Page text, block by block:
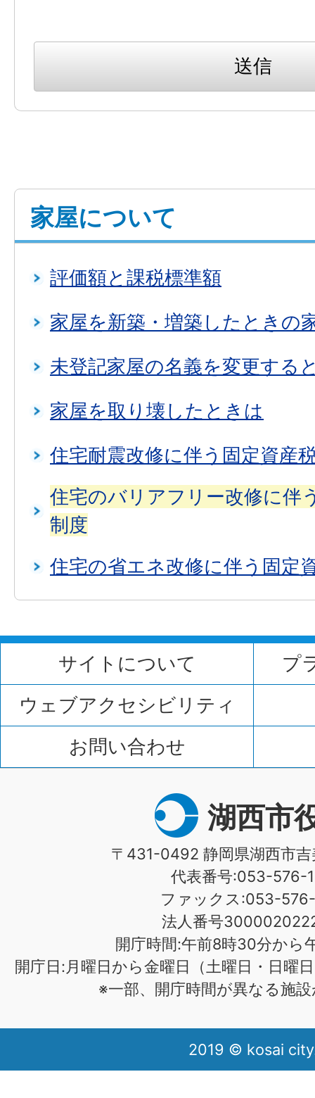
家屋について
評価額と課税標準額
家屋を新築・増築したときの
未登記家屋の名義を変更する
家屋を取り壊したときは
住宅耐震改修に伴う固定資産
住宅のバリアフリー改修に伴
制度
住宅の省エネ改修に伴う固定
サイトについて
プ
ウェブアクセシビリティ
お問い合わせ
湖西市
〒431-0492 静岡県湖西市
代表番号:053-576-
ファックス:053-576-
法人番号
開庁時間:午前8時30分から
開庁日:月曜日から金曜日（土曜日・日曜
※一部、開庁時間が異なる施
2019 © kosai